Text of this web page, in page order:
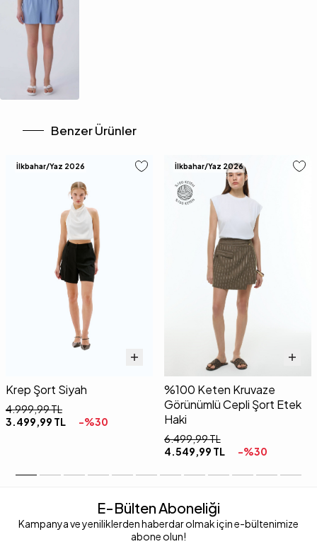
Benzer Ürünler
İlkbahar/Yaz 2026
Krep Şort Siyah
4.999,99TL
3.499,99 TL -%30
İlkbahar/Yaz 2026
%100 Keten Kruvaze
Görünümlü Cepli Şort Etek
Haki
6.499,99TL
4.549,99 TL -%30
E-Bülten Aboneliği
Kampanya ve yeniliklerden haberdar olmak için e-bültenimize
abone olun!